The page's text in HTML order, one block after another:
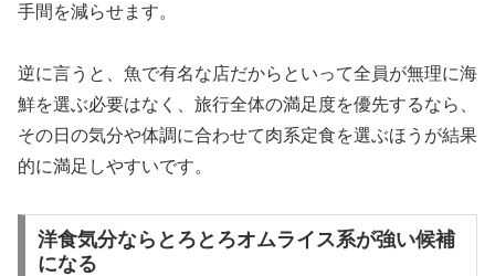
手間を減らせます。
逆に言うと、魚で有名な店だからといって全員が無理に海
鮮を選ぶ必要はなく、旅行全体の満足度を優先するなら、
その日の気分や体調に合わせて肉系定食を選ぶほうが結果
的に満足しやすいです。
洋食気分ならとろとろオムライス系が強い候補
になる